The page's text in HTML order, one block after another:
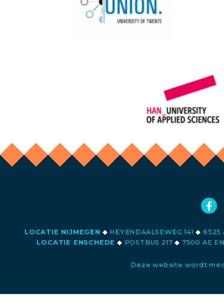
LOCATIE NIJMEGEN ◆ HEYENDAALSEWEG 141◆ 6525
LOCATIE ENSCHEDE ◆ POSTBUS 217◆ 7500 AE
Deze website wordt